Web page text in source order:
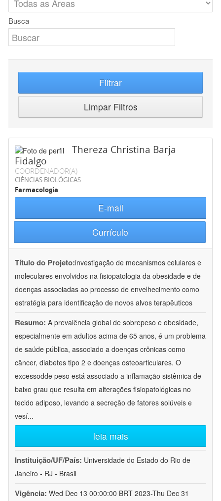
Busca
Filtrar
Limpar Filtros
Thereza Christina Barja
Fidalgo
COORDENADOR(A)
CIÊNCIAS BIOLÓGICAS
Farmacologia
E-mail
Currículo
Título do Projeto:investigação de mecanismos celulares e
moleculares envolvidos na fisiopatologia da obesidade e de
doenças associadas ao processo de envelhecimento como
estratégia para identificação de novos alvos terapêuticos
Resumo: A prevalência global de sobrepeso e obesidade,
especialmente em adultos acima de 65 anos, é um problema
de saúde pública, associado a doenças crônicas como
câncer, diabetes tipo 2 e doenças osteoarticulares. O
excessodde peso está associado a inflamação sistêmica de
baixo grau que resulta em alterações fisiopatológicas no
tecido adiposo, levando a secreção de fatores solúveis e
vesí...
leia mais
Instituição/UF/País: Universidade do Estado do Rio de
Janeiro - RJ - Brasil
Vigência: Wed Dec 13 00:00:00 BRT 2023-Thu Dec 31